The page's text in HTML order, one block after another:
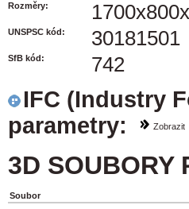
Rozměry:
UNSPSC kód: 30181501
SfB kód: 742
IFC (Industry
parametry:
Zobrazit
3D SOUBORY
Soubor